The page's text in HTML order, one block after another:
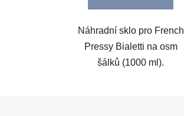
Náhradní sklo pro French
Pressy Bialetti na osm
šálků (1000 ml).